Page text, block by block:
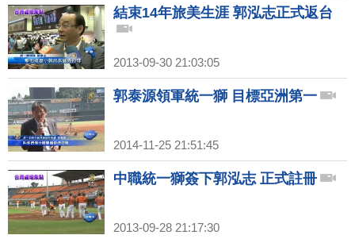
結束14年旅美生涯 郭泓志正式返台
2013-09-30 21:03:05
郭泰源領軍統一獅 目標亞洲第一
2014-11-25 21:51:45
中職統一獅簽下郭泓志 正式註冊
2013-09-28 21:17:30